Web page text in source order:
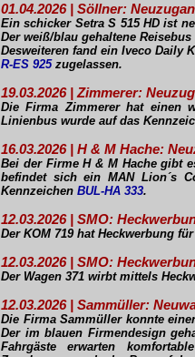
01.04.2026 | Söllner:
Ein schicker Setra S 515 HD ist
Der weiß/blau gehaltene
Desweiteren fand ein Iveco Daily
R-ES 925zugelassen.
19.03.2026 | Zimmerer:
Die Firma Zimmerer hat einen
Linienbus wurde auf das
16.03.2026 | H & M Hache:
Bei der Firme H & M Hache gibt
befindet sich ein MAN Lion´s
Kennzeichen BUL-HA 333.
12.03.2026 | SMO:
Der KOM 719 hat Heckwerbung
12.03.2026 | SMO:
Der Wagen 371 wirbt mittels
12.03.2026 | Sammüller:
Die Firma Sammüller konnte
Der im blauen Firmendesign
Fahrgäste erwarten